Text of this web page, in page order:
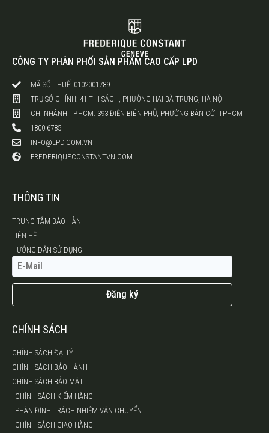
CÔNG TY PHÂN PHỐI SẢN PHẨM CAO CẤP LPD
MÃ SỐ THUẾ: 0102001789
TRỤ SỞ CHÍNH: 41 THI SÁCH, PHƯỜNG HAI BÀ TRƯNG, HÀ NỘI
CHI NHÁNH TP.HCM: 393 ĐIỆN BIÊN PHỦ, PHƯỜNG BÀN CỜ, TPHCM
1800 6785
INFO@LPD.COM.VN
FREDERIQUECONSTANTVN.COM
THÔNG TIN
TRUNG TÂM BẢO HÀNH
LIÊN HỆ
HƯỚNG DẪN SỬ DỤNG
Đăng ký
CHÍNH SÁCH
CHÍNH SÁCH ĐẠI LÝ
CHÍNH SÁCH BẢO HÀNH
CHÍNH SÁCH BẢO MẬT
CHÍNH SÁCH KIỂM HÀNG
PHÂN ĐỊNH TRÁCH NHIỆM VẬN CHUYỂN
CHÍNH SÁCH GIAO HÀNG